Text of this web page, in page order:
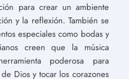
para crear un ambiente
y la reflexión. También se
especiales como bodas y
creen que la música
poderosa para
Dios y tocar los corazones